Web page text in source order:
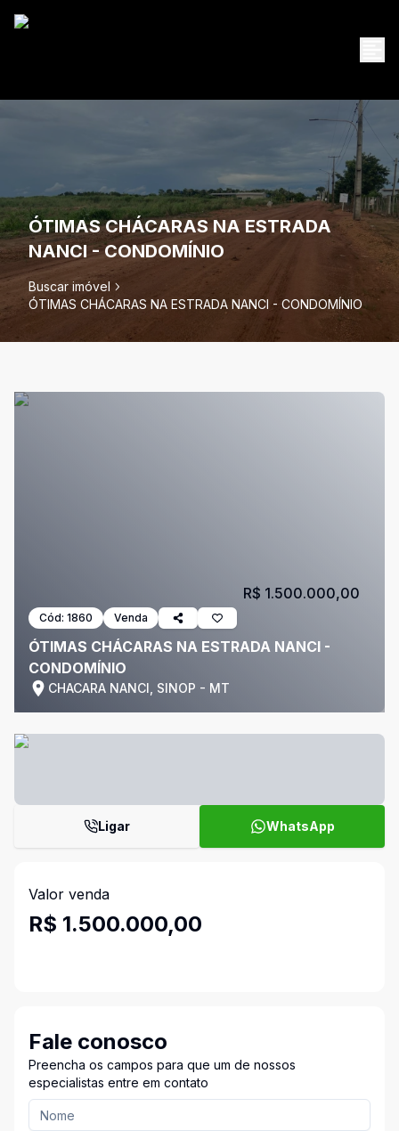
ÓTIMAS CHÁCARAS NA ESTRADA
NANCI - CONDOMÍNIO
Buscar imóvel
ÓTIMAS CHÁCARAS NA ESTRADA NANCI - CONDOMÍNIO
Cód: 1860 Venda
ÓTIMAS CHÁCARAS NA ESTRADA NANCI -
CONDOMÍNIO
CHACARA NANCI, SINOP - MT
R$ 1.500.000,00
Ligar WhatsApp
Valor venda
R$ 1.500.000,00
Fale conosco
Preencha os campos para que um de nossos
especialistas entre em contato